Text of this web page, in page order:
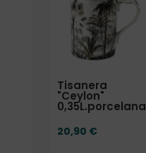
Tisanera
"Ceylon"
0,35L.porcelana
20,90 €